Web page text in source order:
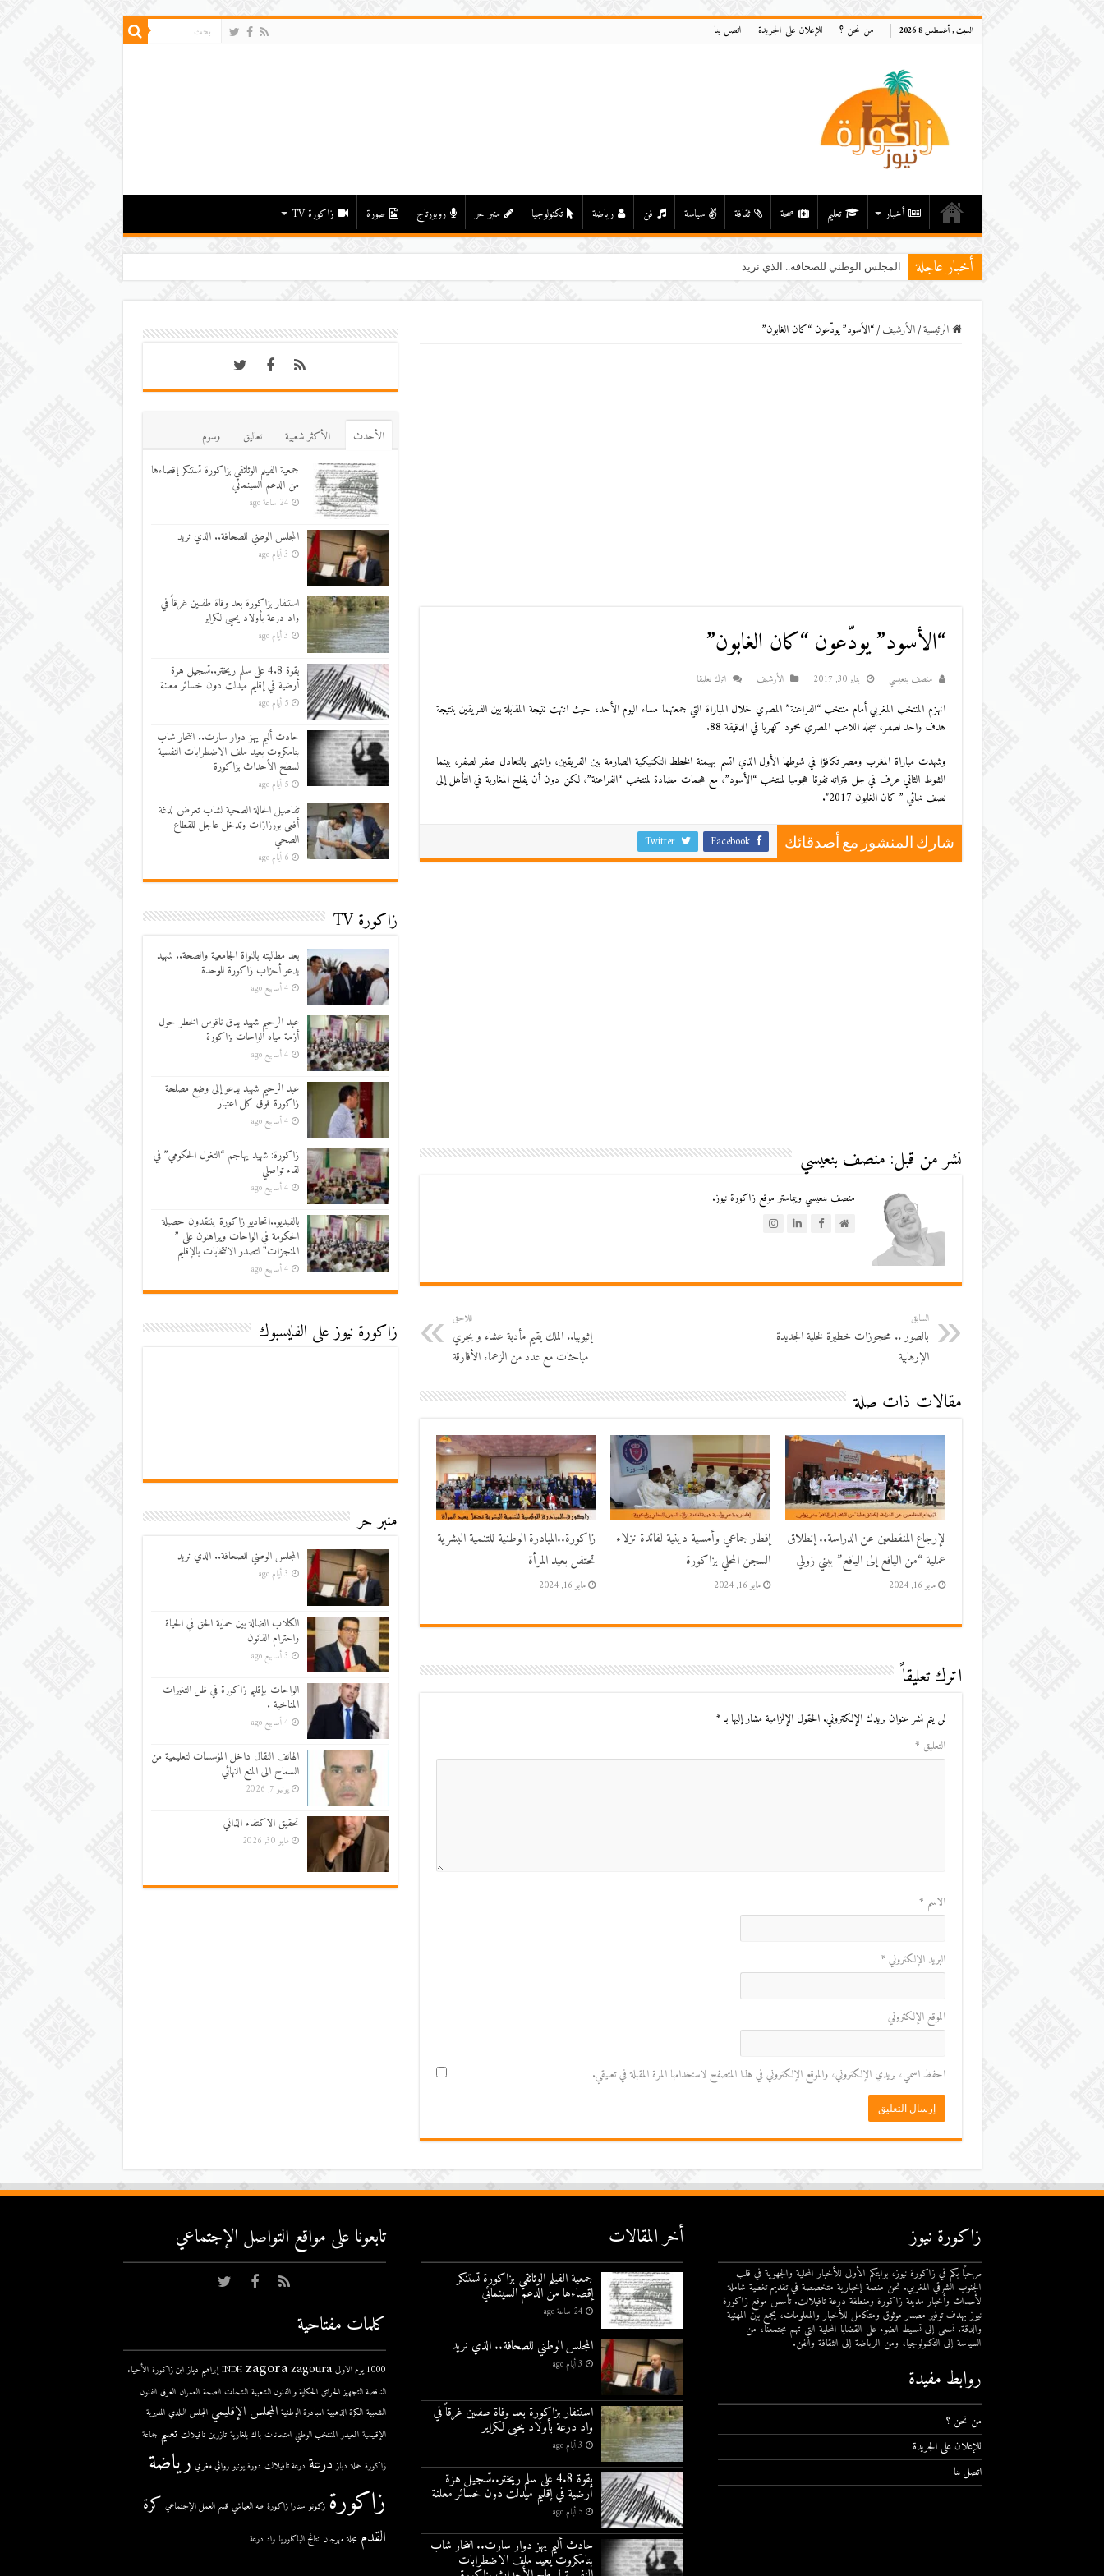
السبت , أغسطس 8 2026 من نحن ؟ للإعلان على الجريدة اتصل بنا
أخبار تعليم صحة ثقافة سياسة فن رياضة تكنولوجيا منبر حر روبورتاج صورة زاكورة TV
أخبار عاجلة المجلس الوطني للصحافة.. الذي نريد
الرئيسية/اﻷرشيف/“الأسود” يودّعون “كان الغابون”
“الأسود” يودّعون “كان الغابون”
منصف بنعيسي يناير 30, 2017 اﻷرشيف اترك تعليقا
انهزم المنتخب المغربي أمام منتخب “الفراعنة” المصري خلال المباراة التي جمعتهما مساء اليوم الأحد، حيث انتهت نتيجة المقابلة بين الفريقين بنتيجة
هدف واحد لصفر، سجله اللاعب المصري محمود كهربا في الدقيقة 88.
وشهدت مباراة المغرب ومصر تكافؤا في شوطها الأول الذي اتسم بهيمنة الخطط التكتيكية الصارمة بين الفريقين، وانتهى بالتعادل صفر لصفر، بينما
الشوط الثاني عرف في جل فتراته تفوقا هجوميا لمنتخب “الأسود”، مع هجمات مضادة لمنتخب “الفراعنة”، لكن دون أن يفلح المغاربة في التأهل إلى
نصف نهائي ” كان الغابون 2017″.
شارك المنشور مع أصدقائك Facebook
Twitter
نشر من قبل: منصف بنعيسي
منصف بنعيسي ويبماستر موقع زاكورة نيوز.
السابق
بالصور .. محجوزات خطيرة لخلية الجديدة
الإرهابية
اللاحق
إثيوبيا.. الملك يقيم مأدبة عشاء و يجري
مباحثات مع عدد من الزعماء الأفارقة
مقالات ذات صلة
لإرجاع المنقطعين عن الدراسة.. إنطلاق
عملية “من اليافع إلى اليافع” ببني زولي
مايو 16, 2024
إفطار جماعي وأمسية دينية لفائدة نزلاء
السجن المحلي بزاكورة
مايو 16, 2024
زاكورة..المبادرة الوطنية للتنمية البشرية
تحتفل بعيد المرأة
مايو 16, 2024
اترك تعليقاً
لن يتم نشر عنوان بريدك الإلكتروني. الحقول الإلزامية مشار إليها بـ*
التعليق *
الاسم *
البريد الإلكتروني *
الموقع الإلكتروني
احفظ اسمي، بريدي الإلكتروني، والموقع الإلكتروني في هذا المتصفح لاستخدامها المرة المقبلة في تعليقي.
اﻷحدث اﻷكثر شعبية تعاليق
وسوم
جمعية الفيلم الوثائقي بزاكورة تستنكر إقصاءها
من الدعم السينمائي
24 ساعة ago
المجلس الوطني للصحافة.. الذي نريد
3 أيام ago
استنفار بزاكورة بعد وفاة طفلين غرقاً في
واد درعة بأولاد يحيى لكراير
3 أيام ago
بقوة 4.8 على سلم ريختر..تسجيل هزة
أرضية في إقليم ميدلت دون خسائر معلنة
5 أيام ago
حادث أليم يهز دوار سارت.. انتحار شاب
بتامكروت يعيد ملف الاضطرابات النفسية
لسطح الأحداث بزاكورة
5 أيام ago
تفاصيل الحالة الصحية لشاب تعرض لدغة
أفعى بورزازات وتدخل عاجل للقطاع
الصحي
6 أيام ago
زاكورة TV
بعد مطالبته بالنواة الجامعية والصحة.. شهيد
يدعو أحزاب زاكورة للوحدة
4 أسابيع ago
عبد الرحيم شهيد يدق ناقوس الخطر حول
أزمة مياه الواحات بزاكورة
4 أسابيع ago
عبد الرحيم شهيد يدعو إلى وضع مصلحة
زاكورة فوق كل اعتبار
4 أسابيع ago
زاكورة: شهيد يهاجم “التغول الحكومي” في
لقاء تواصلي
4 أسابيع ago
بالفيديو..اتحاديو زاكورة ينتقدون حصيلة
الحكومة في الواحات ويراهنون على ”
المنجزات” لتصدر الانتخابات بالإقليم
4 أسابيع ago
زاكورة نيوز على الفايسبوك
منبر حر
المجلس الوطني للصحافة.. الذي نريد
3 أيام ago
الكلاب الضالة بين حماية الحق في الحياة
واحترام القانون
3 أسابيع ago
الواحات بإقليم زاكورة في ظل التغيرات
المناخية .
4 أسابيع ago
الهاتف النقال داخل المؤسسات لتعليمية من
السماح الى المنع النهائي
يونيو 7, 2026
تحقيق الاكتفاء الذاتي
مايو 30, 2026
زاكورة نيوز
مرحبًا بكم في زاكورة نيوز، بوابتكم الأولى للأخبار المحلية والجهوية في قلب
الجنوب الشرقي المغربي. نحن منصة إخبارية متخصصة في تقديم تغطية شاملة
لأحداث وأخبار مدينة زاكورة ومنطقة درعة تافيلالت. تأسس موقع زاكورة
نيوز بهدف توفير مصدر موثوق ومتكامل للأخبار والمعلومات، يجمع بين المهنية
والدقة. نسعى إلى تسليط الضوء على القضايا المحلية التي تهم مجتمعنا، من
السياسة إلى التكنولوجيا، ومن الرياضة إلى الثقافة والفن.
روابط مفيدة
من نحن ؟
للإعلان على الجريدة
اتصل بنا
أخر المقالات
جمعية الفيلم الوثائقي بزاكورة تستنكر
إقصاءها من الدعم السينمائي
24 ساعة ago
المجلس الوطني للصحافة.. الذي نريد
3 أيام ago
استنفار بزاكورة بعد وفاة طفلين غرقاً في
واد درعة بأولاد يحيى لكراير
3 أيام ago
بقوة 4.8 على سلم ريختر..تسجيل هزة
أرضية في إقليم ميدلت دون خسائر معلنة
5 أيام ago
حادث أليم يهز دوار سارت.. انتحار شاب
بتامكروت يعيد ملف الاضطرابات
تابعونا على مواقع التواصل اﻹجتماعي
كلمات مفتاحية
1000 يوم الاولى INDH zagorazagoura إبراهيم دياز ابن زاكورة الأحياء
الناقصة التجهيز الحرائق الحكاية و الفنون الشعبية الشحات الصحة العمران الغرق الفنون
الشعبية الكرة الذهبية المبادرة الوطنية المجلس الإقليمي المجلس البلدي المديرية
الإقليمية المعيدر المنتخب الوطني امتحانات باك بلغارية تازرين تافيلالت تعليم جماعة
زاكورة حملة دباز درعة درعة تافيلالت دورة يونيو روائي مغربي رياضة
زاكورة زكونو ستارا زاكورة طه العياشي قسم العمل الإجتماعي كرة
القدم مجلة مهرجان نتائج الباكلوريا واد درعة